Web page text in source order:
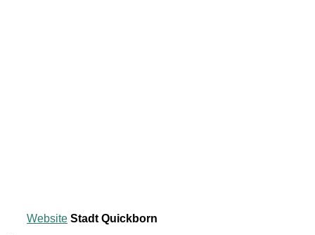
Website Stadt Quickborn